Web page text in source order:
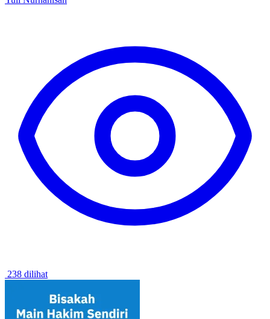
238 dilihat